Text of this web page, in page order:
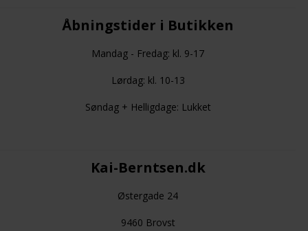
Kai-Berntsen.dk
Østergade 24
9460 Brovst
Åbningstider i Butikken
Mandag - Fredag: kl. 9-17
Lørdag: kl. 10-13
Søndag + Helligdage: Lukket